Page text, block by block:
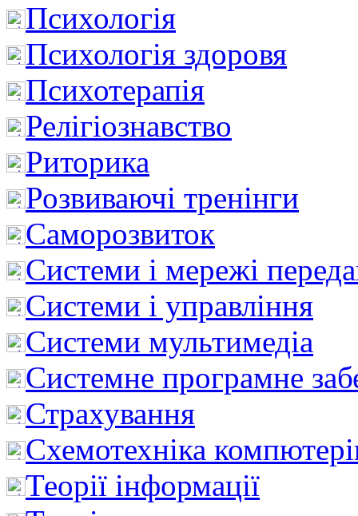
Психологія
Психологія здоровя
Психотерапія
Релігіознавство
Риторика
Розвиваючі тренінги
Саморозвиток
Системи і мережі
Системи і управління
Системи мультимедіа
Системне програмне
Страхування
Схемотехніка
Теорії інформації